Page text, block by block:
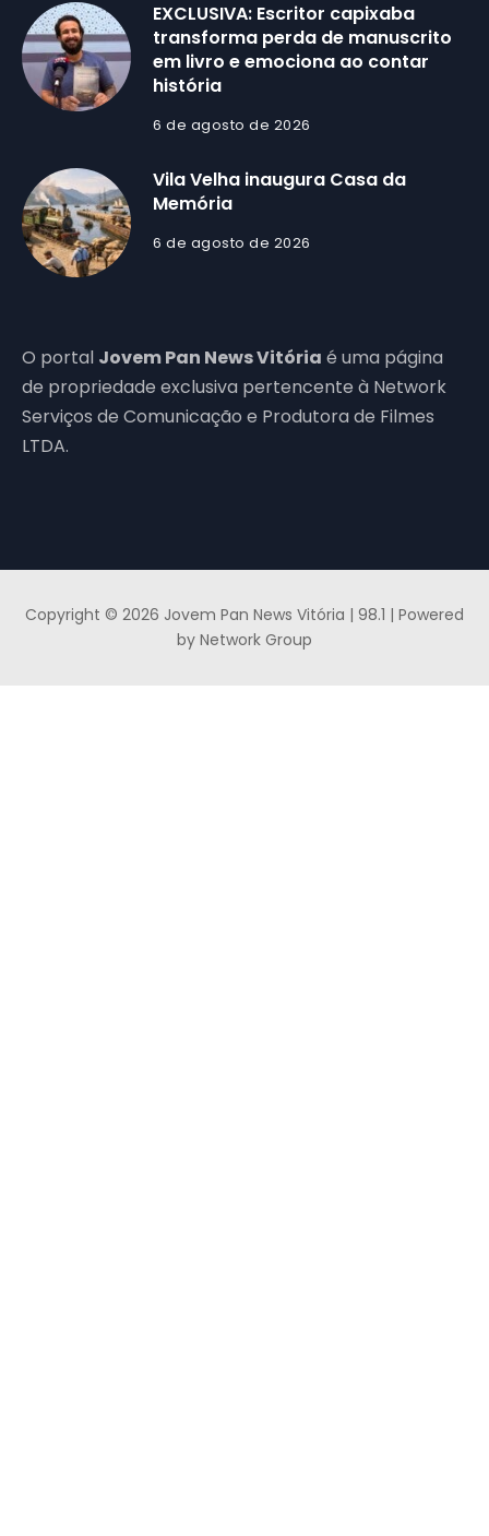
EXCLUSIVA: Escritor capixaba
transforma perda de manuscrito
em livro e emociona ao contar
história
6 de agosto de 2026
Vila Velha inaugura Casa da
Memória
6 de agosto de 2026
O portal Jovem Pan News Vitória é uma página
de propriedade exclusiva pertencente à Network
Serviços de Comunicação e Produtora de Filmes
LTDA.
Copyright © 2026 Jovem Pan News Vitória | 98.1 | Powered
by Network Group